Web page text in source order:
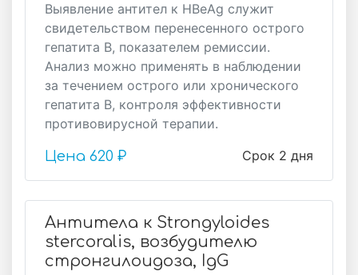
Выявление антител к HBеAg служит
свидетельством перенесенного острого
гепатита В, показателем ремиссии.
Анализ можно применять в наблюдении
за течением острого или хронического
гепатита В, контроля эффективности
противовирусной терапии.
Срок 2 дня
Цена 620 ₽
Антитела к Strongyloides
stercoralis, возбудителю
стронгилоидоза, IgG